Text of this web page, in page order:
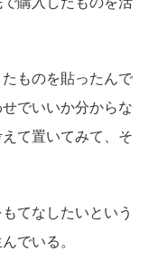
たものを貼ったんで
でいいか分からな
て置いてみて、そ
てなしたいという
でいる。